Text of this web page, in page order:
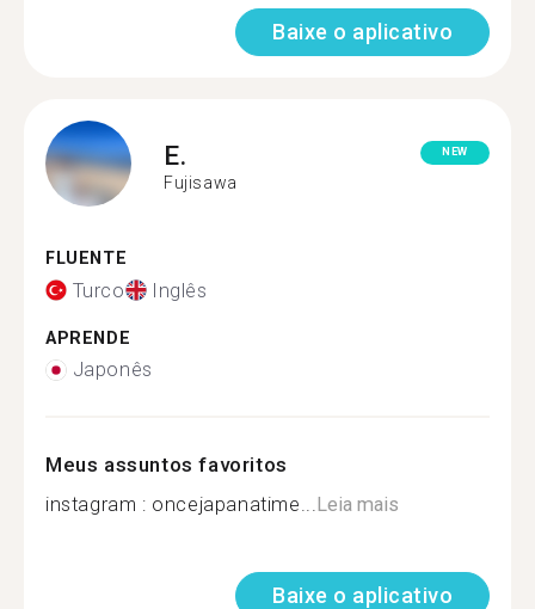
Baixe o aplicativo
E.
Fujisawa
NEW
FLUENTE
Turco Inglês
APRENDE
Japonês
Meus assuntos favoritos
instagram : oncejapanatime...Leia mais
Baixe o aplicativo